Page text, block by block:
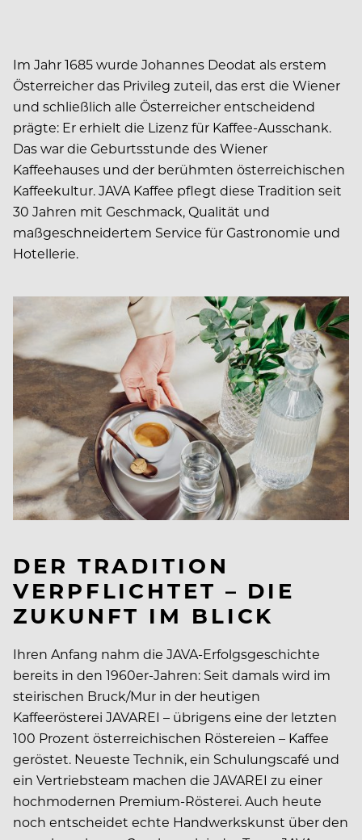
Im Jahr 1685 wurde Johannes Deodat als erstem
Österreicher das Privileg zuteil, das erst die Wiener
und schließlich alle Österreicher entscheidend
prägte: Er erhielt die Lizenz für Kaffee-Ausschank.
Das war die Geburtsstunde des Wiener
Kaffeehauses und der berühmten österreichischen
Kaffeekultur. JAVA Kaffee pflegt diese Tradition seit
30 Jahren mit Geschmack, Qualität und
maßgeschneidertem Service für Gastronomie und
Hotellerie.
DER TRADITION
VERPFLICHTET – DIE
ZUKUNFT IM BLICK
Ihren Anfang nahm die JAVA-Erfolgsgeschichte
bereits in den 1960er-Jahren: Seit damals wird im
steirischen Bruck/Mur in der heutigen
Kaffeerösterei JAVAREI – übrigens eine der letzten
100 Prozent österreichischen Röstereien – Kaffee
geröstet. Neueste Technik, ein Schulungscafé und
ein Vertriebsteam machen die JAVAREI zu einer
hochmodernen Premium-Rösterei. Auch heute
noch entscheidet echte Handwerkskunst über den